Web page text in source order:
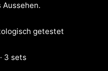
getestet
3 sets